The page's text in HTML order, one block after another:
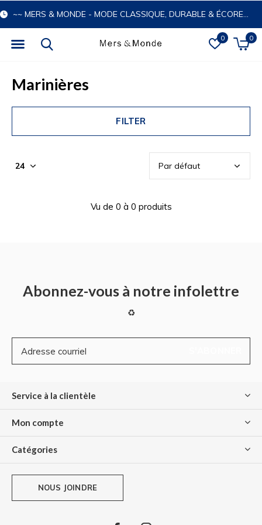
0 0
~~ MERS & MONDE - MODE CLASSIQUE, DURABLE & ÉCORESPONSABLE
Marinières
FILTER
Vu de 0 à 0 produits
Abonnez-vous à notre infolettre
♻
Service à la clientèle
Mon compte
Catégories
NOUS JOINDRE